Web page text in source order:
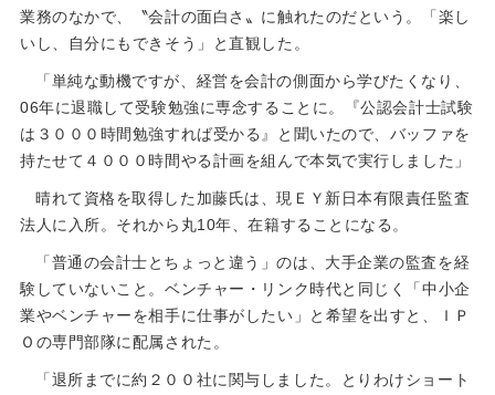
業務のなかで、〝会計の面白さ〟に触れたのだという。「楽し
いし、自分にもできそう」と直観した。
「単純な動機ですが、経営を会計の側面から学びたくなり、
06年に退職して受験勉強に専念することに。『公認会計士試験
は３０００時間勉強すれば受かる』と聞いたので、バッファを
持たせて４０００時間やる計画を組んで本気で実行しました」
晴れて資格を取得した加藤氏は、現ＥＹ新日本有限責任監査
法人に入所。それから丸10年、在籍することになる。
「普通の会計士とちょっと違う」のは、大手企業の監査を経
験していないこと。ベンチャー・リンク時代と同じく「中小企
業やベンチャーを相手に仕事がしたい」と希望を出すと、ＩＰ
Ｏの専門部隊に配属された。
「退所までに約２００社に関与しました。とりわけショート